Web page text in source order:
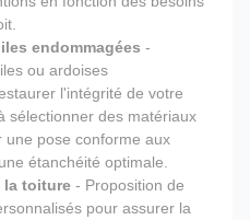
endommagées -
ou ardoises
l'intégrité de votre
sélectionner des matériaux
une pose conforme aux
étanchéité optimale.
la toiture - Proposition de
pour assurer la